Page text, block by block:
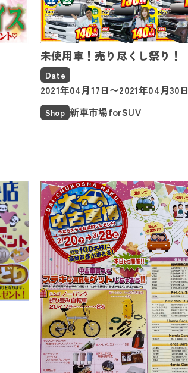
未使用車！売り尽くし祭り！
Date
2021年04月17日〜2021年04月30日
Shop 新車市場forSUV